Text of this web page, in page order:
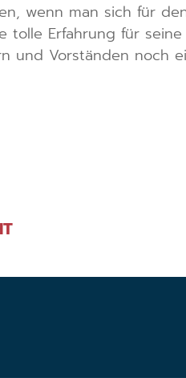
wenn man sich für
Erfahrung für
und Vorständen noch